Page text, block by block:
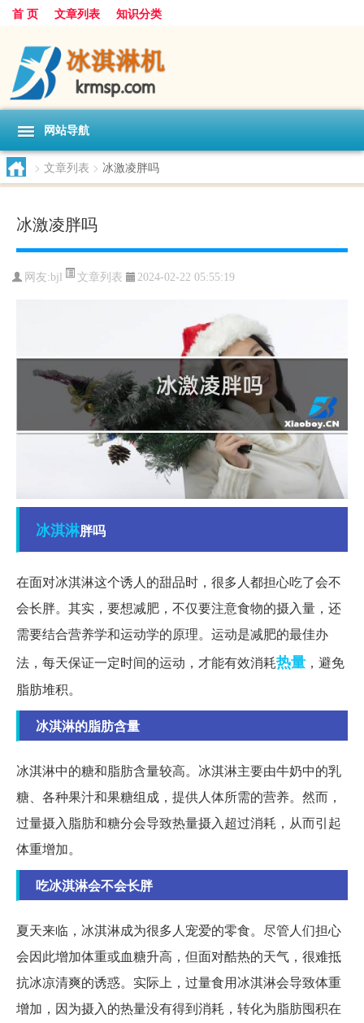
首 页 文章列表 知识分类
网站导航
> 文章列表 > 冰激凌胖吗
冰激凌胖吗
网友:bjl 文章列表 2024-02-22 05:55:19
冰淇淋胖吗
在面对冰淇淋这个诱人的甜品时，很多人都担心吃了会不
会长胖。其实，要想减肥，不仅要注意食物的摄入量，还
需要结合营养学和运动学的原理。运动是减肥的最佳办
法，每天保证一定时间的运动，才能有效消耗热量 ，避免
脂肪堆积。
冰淇淋的脂肪含量
冰淇淋中的糖和脂肪含量较高。冰淇淋主要由牛奶中的乳
糖、各种果汁和果糖组成，提供人体所需的营养。然而，
过量摄入脂肪和糖分会导致热量摄入超过消耗，从而引起
体重增加。
吃冰淇淋会不会长胖
夏天来临，冰淇淋成为很多人宠爱的零食。尽管人们担心
会因此增加体重或血糖升高，但面对酷热的天气，很难抵
抗冰凉清爽的诱惑。实际上，过量食用冰淇淋会导致体重
增加，因为摄入的热量没有得到消耗，转化为脂肪囤积在